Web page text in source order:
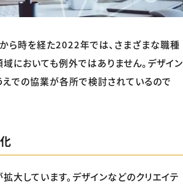
ら時を経た2022年では、さまざまな職種
においても例外ではありません。デザイン
えでの協業が各所で検討されているので
しています。デザインなどのクリエイテ